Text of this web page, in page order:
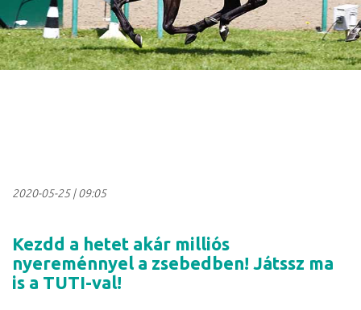
2020-05-25|09:05
Kezdd a hetet akár milliós
nyereménnyel a zsebedben! Játssz ma
is a TUTI-val!